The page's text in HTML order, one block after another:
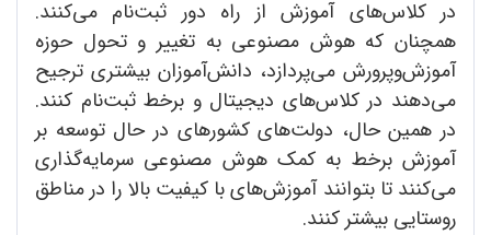
در کلاس‌های آموزش از راه دور ثبت‌نام می‌کنند.
همچنان که هوش مصنوعی به تغییر و تحول حوزه
آموزش‌وپرورش می‌پردازد، دانش‌آموزان بیشتری ترجیح
می‌دهند در کلاس‌های دیجیتال و برخط ثبت‌نام کنند.
در همین حال، دولت‌های کشورهای در حال توسعه بر
آموزش برخط به کمک هوش مصنوعی سرمایه‌گذاری
می‌کنند تا بتوانند آموزش‌های با کیفیت بالا را در مناطق
روستایی بیشتر کنند.